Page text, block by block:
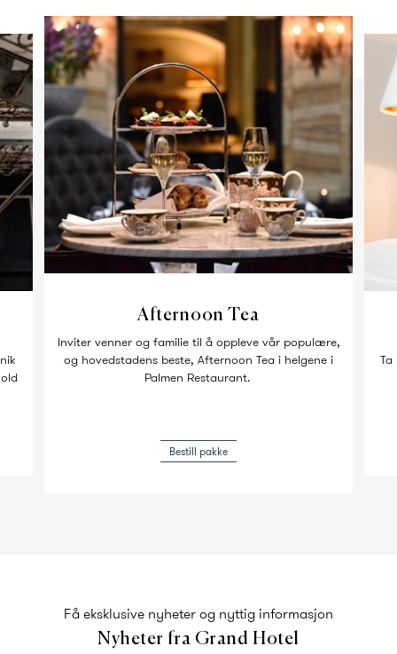
Afternoon Tea
Inviter venner og familie til å oppleve vår populære,
og hovedstadens beste, Afternoon Tea i helgene i
Palmen Restaurant.
Bestill pakke
Få eksklusive nyheter og nyttig informasjon
Nyheter fra Grand Hotel